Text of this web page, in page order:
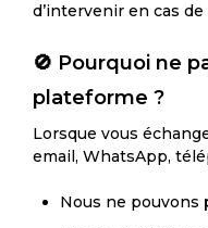
d’intervenir en cas
🚫 Pourquoi ne
plateforme ?
Lorsque vous
email, WhatsApp,
Nous ne pouvons